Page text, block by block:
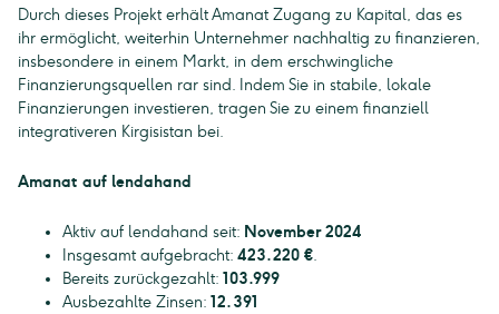
Durch dieses Projekt erhält Amanat Zugang zu Kapital, das es
ihr ermöglicht, weiterhin Unternehmer nachhaltig zu finanzieren,
insbesondere in einem Markt, in dem erschwingliche
Finanzierungsquellen rar sind. Indem Sie in stabile, lokale
Finanzierungen investieren, tragen Sie zu einem finanziell
integrativeren Kirgisistan bei.
Amanat auf lendahand
Aktiv auf lendahand seit: November 2024
Insgesamt aufgebracht: 423.220 €.
Bereits zurückgezahlt: 103.999
Ausbezahlte Zinsen: 12.391